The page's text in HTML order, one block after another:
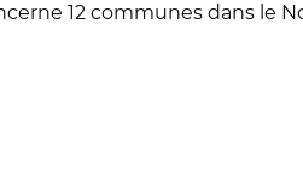
12 communes dans le